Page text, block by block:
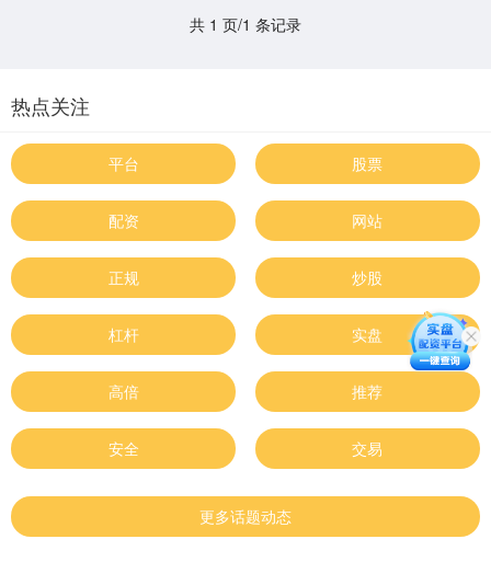
共 1 页/1 条记录
热点关注
平台 股票
配资 网站
正规 炒股
杠杆 实盘
高倍 推荐
安全 交易
更多话题动态